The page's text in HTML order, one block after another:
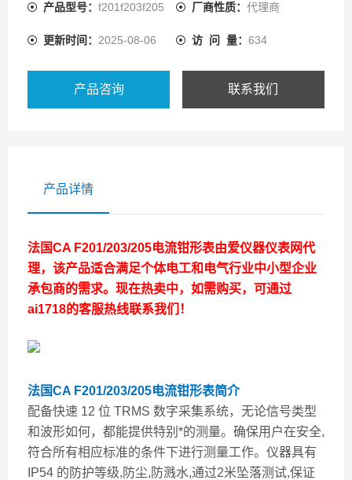
产品型号： f201f203f205 厂商性质： 代理商
更新时间： 2025-08-06 访 问 量： 634
产品咨询 联系我们
产品详情
法国CA F201/203/205电流钳形表由爱仪器仪表网代
理，该产品适合满足个体电工和电气行业中小型企业
承包商的需求。现在热卖中，如需购买，可通过
ai1718的客服热线联系我们！
法国CA F201/203/205电流钳形表简介
配备快速 12 位 TRMS 数字采集系统，无论信号类型
和波形如何，都能提供特别*的测量。确保用户在安全,
符合所有相应标准的条件下进行测量工作。仪器具有
IP54 的防护等级,防尘,防溅水,通过2米坠落测试,保证